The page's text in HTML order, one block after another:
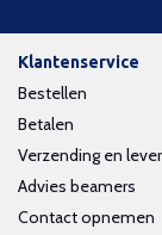
Klantenservice
Bestellen
Betalen
Verzending en
Advies beamers
Contact opnemen